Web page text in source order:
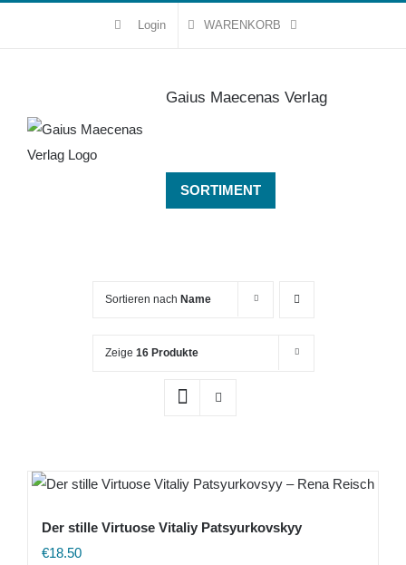
Login WARENKORB
Gaius Maecenas Verlag
SORTIMENT
Sortieren nach Name
Zeige 16 Produkte
Der stille Virtuose Vitaliy Patsyurkovskyy
€18.50